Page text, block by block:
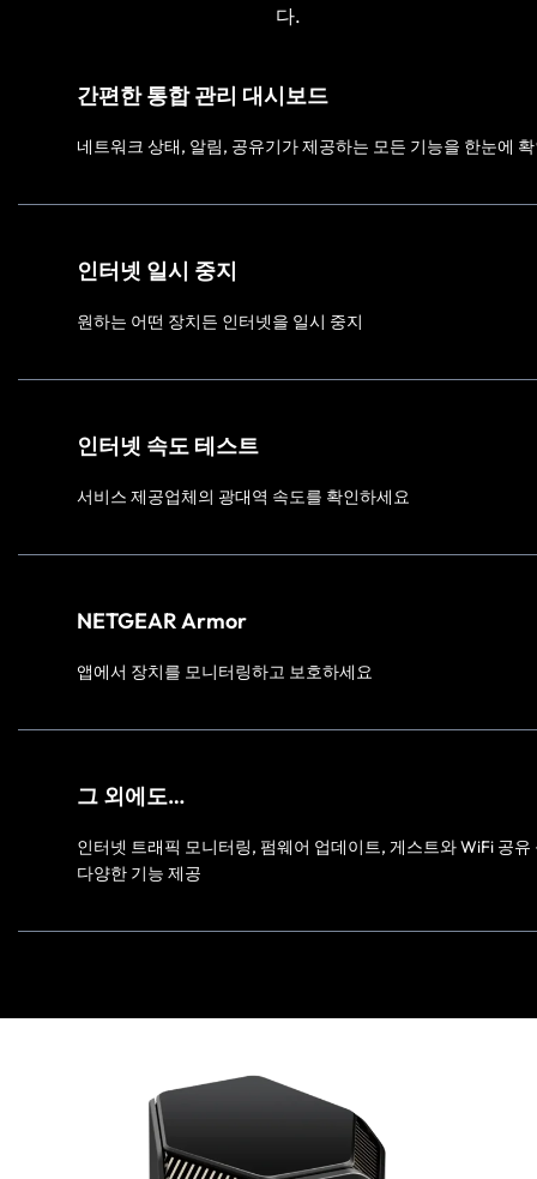
다.
간편한 통합 관리 대시보드
네트워크 상태, 알림, 공유기가 제공하는 모든 기능을 한눈에
인터넷 일시 중지
원하는 어떤 장치든 인터넷을 일시 중지
인터넷 속도 테스트
서비스 제공업체의 광대역 속도를 확인하세요
NETGEAR Armor
앱에서 장치를 모니터링하고 보호하세요
그 외에도…
인터넷 트래픽 모니터링, 펌웨어 업데이트, 게스트와 WiFi 공유
다양한 기능 제공